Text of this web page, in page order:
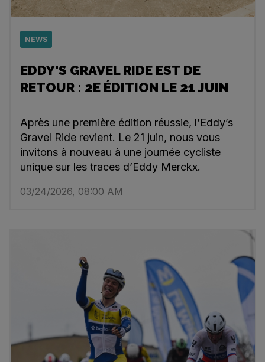
NEWS
EDDY'S GRAVEL RIDE EST DE
RETOUR : 2E ÉDITION LE 21 JUIN
Après une première édition réussie, l’Eddy’s
Gravel Ride revient. Le 21 juin, nous vous
invitons à nouveau à une journée cycliste
unique sur les traces d’Eddy Merckx.
03/24/2026, 08:00 AM